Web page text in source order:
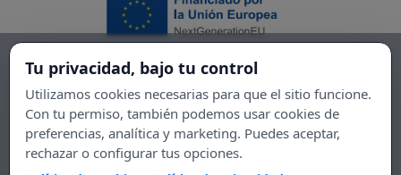
Tu privacidad, bajo tu control
Utilizamos cookies necesarias para que el sitio funcione.
Con tu permiso, también podemos usar cookies de
preferencias, analítica y marketing. Puedes aceptar,
rechazar o configurar tus opciones.